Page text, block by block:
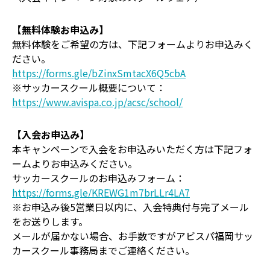
【無料体験お申込み】
無料体験をご希望の方は、下記フォームよりお申込みく
ださい。
https://forms.gle/bZinxSmtacX6Q5cbA
※サッカースクール概要について：
https://www.avispa.co.jp/acsc/school/
【入会お申込み】
本キャンペーンで入会をお申込みいただく方は下記フォ
ームよりお申込みください。
サッカースクールのお申込みフォーム：
https://forms.gle/KREWG1m7brLLr4LA7
※お申込み後5営業日以内に、入会特典付与完了メール
をお送りします。
メールが届かない場合、お手数ですがアビスパ福岡サッ
カースクール事務局までご連絡ください。